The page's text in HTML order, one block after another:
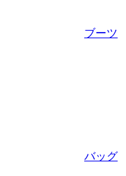
ブーツ
バッグ